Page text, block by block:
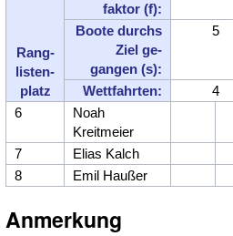
Rang­
listen­
platz
faktor (f):
Boote durchs
Ziel ge­
gangen (s):
5
Wettfahrten: 4
6
Noah
Kreitmeier
7 Elias Kalch
8
Emil Haußer
Anmerkung